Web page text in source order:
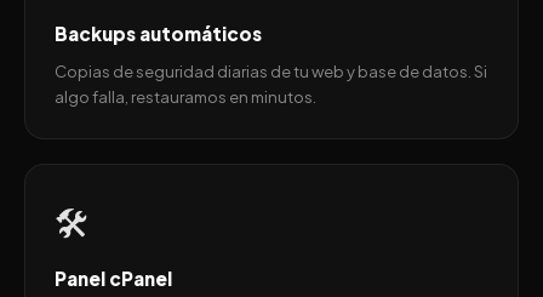
Backups automáticos
Copias de seguridad diarias de tu web y base de datos. Si
algo falla, restauramos en minutos.
🛠️
Panel cPanel